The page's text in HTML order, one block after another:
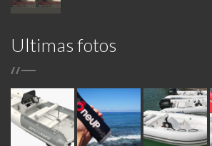
Ultimas fotos
/ /